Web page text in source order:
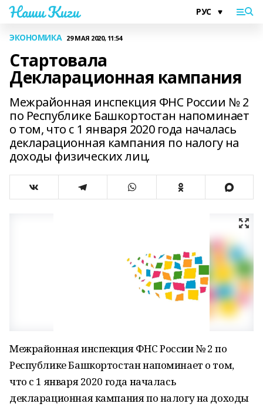
Наши Киги
ЭКОНОМИКА 29 МАЯ 2020, 11:54
Стартовала
Декларационная кампания
Межрайонная инспекция ФНС России № 2
по Республике Башкортостан напоминает
о том, что с 1 января 2020 года началась
декларационная кампания по налогу на
доходы физических лиц.
Межрайонная инспекция ФНС России № 2 по
Республике Башкортостан напоминает о том,
что с 1 января 2020 года началась
декларационная кампания по налогу на доходы